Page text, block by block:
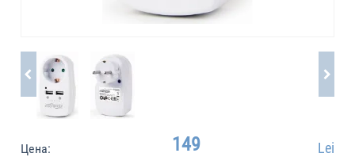
Цена: 149 Lei